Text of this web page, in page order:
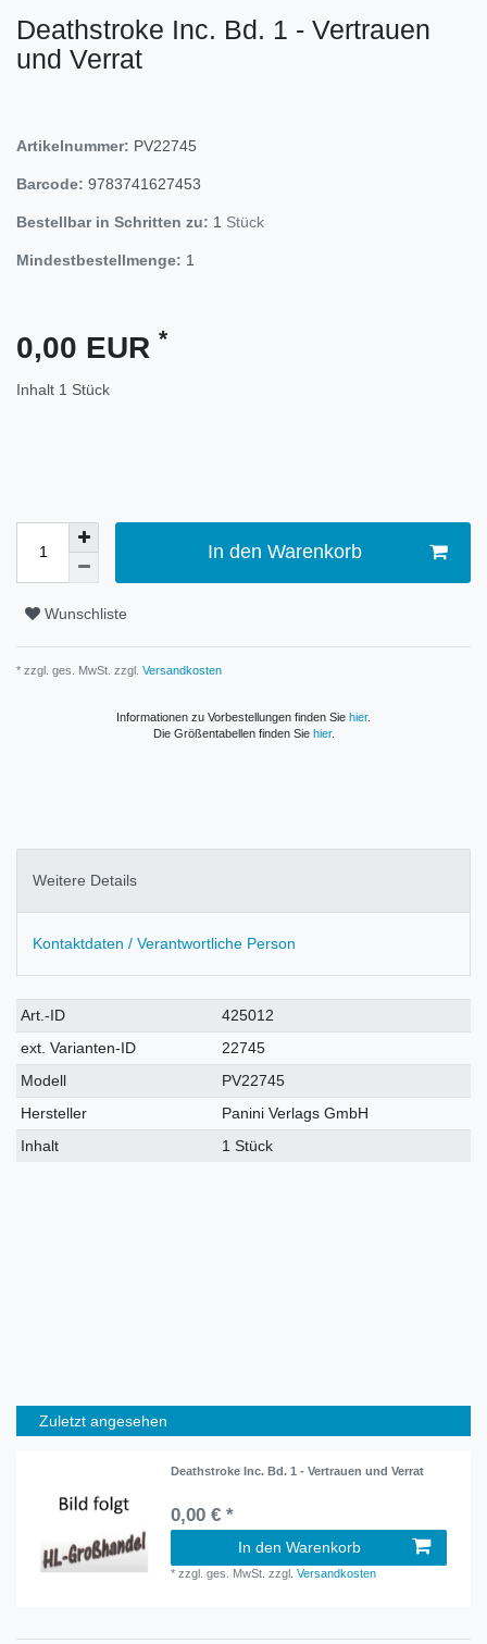
Deathstroke Inc. Bd. 1 - Vertrauen
und Verrat
Artikelnummer: PV22745
Barcode: 9783741627453
Bestellbar in Schritten zu: 1 Stück
Mindestbestellmenge: 1
0,00 EUR *
Inhalt 1 Stück
In den Warenkorb
Wunschliste
* zzgl. ges. MwSt. zzgl. Versandkosten
Informationen zu Vorbestellungen finden Sie hier.
Die Größentabellen finden Sie hier.
Weitere Details
Kontaktdaten / Verantwortliche Person
Technisches
Merkmal
Wert
Art.-ID
425012
ext. Varianten-ID
22745
Modell
PV22745
Hersteller
Panini Verlags GmbH
Inhalt
1 Stück
Zuletzt angesehen
Deathstroke Inc. Bd. 1 - Vertrauen und Verrat
0,00 € *
In den Warenkorb
*zzgl. ges. MwSt. zzgl.Versandkosten